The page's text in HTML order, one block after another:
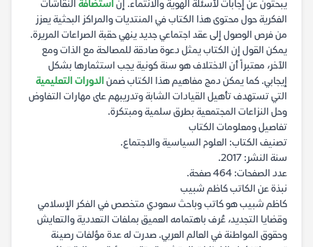
يبحثون عن إجابات لأسئلة الهوية والانتماء. إناستضافة النقاشات
الفكرية حول محتوى هذا الكتاب في المنتديات والمراكز البحثية يعزز
من فرص الوصول إلى عقد اجتماعي جديد ينهي حقبة الصراعات المريرة.
يمكن القول إن الكتاب يمثل دعوة صادقة للمصالحة مع الذات ومع
الآخر، معتبراً أن الاختلاف هو سنة كونية يجب استثمارها بشكل
إيجابي. كما يمكن دمج مفاهيم هذا الكتاب ضمنالدورات التعليمية
التي تستهدف تأهيل القيادات الشابة وتدريبهم على مهارات التفاوض
وحل النزاعات المجتمعية بطرق سلمية ومبتكرة.
تفاصيل ومعلومات الكتاب
تصنيف الكتاب: العلوم السياسية والاجتماع.
سنة النشر: 2017.
عدد الصفحات: 464 صفحة.
نبذة عن الكاتب كاظم شبيب
كاظم شبيب هو كاتب وباحث سعودي متخصص في الفكر الإسلامي
وقضايا التجديد، عُرف باهتمامه العميق بملفات التعددية والتعايش
وحقوق المواطنة في العالم العربي. صدرت له عدة مؤلفات رصينة